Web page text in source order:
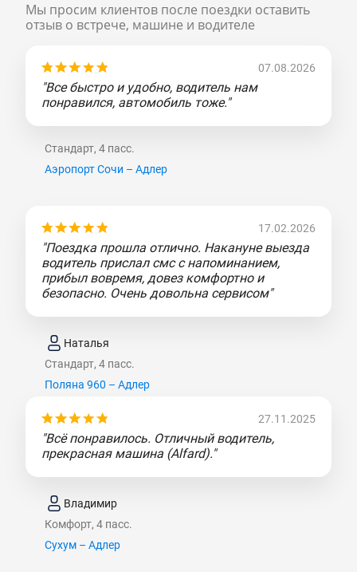
Мы просим клиентов после поездки оставить
отзыв о встрече, машине и водителе
07.08.2026
"Все быстро и удобно, водитель нам
понравился, автомобиль тоже."
Стандарт, 4 пасс.
Аэропорт Сочи – Адлер
17.02.2026
"Поездка прошла отлично. Накануне выезда
водитель прислал смс с напоминанием,
прибыл вовремя, довез комфортно и
безопасно. Очень довольна сервисом"
Наталья
Стандарт, 4 пасс.
Поляна 960 – Адлер
27.11.2025
"Всё понравилось. Отличный водитель,
прекрасная машина (Alfard)."
Владимир
Комфорт, 4 пасс.
Сухум – Адлер